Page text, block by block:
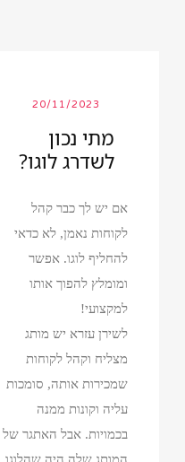
20/11/2023
מתי נכון
לשדרג לוגו?
אם יש לך כבר קהל
לקוחות נאמן, לא כדאי
להחליף לוגו. אפשר
ומומלץ להפוך אותו
למקצועי!
לשירן עזרא יש מותג
מצליח וקהל לקוחות
שמכירות אותה, סומכות
עליה וקונות ממנה
בכמויות. אבל האתגר של